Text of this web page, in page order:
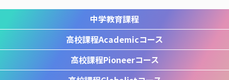
中学教育課程
高校課程Academicコース
高校課程Pioneerコース